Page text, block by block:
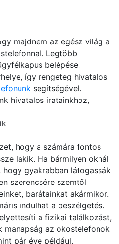
majdnem az egész világ a
Legtöbb
belépése,
így rengeteg hivatalos
segítségével.
hivatalos iratainkhoz,
hogy a számára fontos
lakik. Ha bármilyen oknál
gyakrabban látogassák
szerencsére szemtől
barátainkat akármikor.
indulhat a beszélgetés.
a fizikai találkozást,
manapság az okostelefonok
pár éve például.